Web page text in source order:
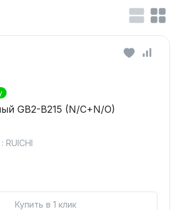
GB2-B215 (N/C+N/O)
RUICHI
Купить в 1 клик